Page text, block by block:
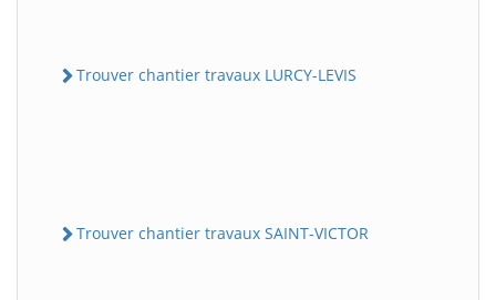
Trouver chantier travaux LURCY-LEVIS
Trouver chantier travaux SAINT-VICTOR